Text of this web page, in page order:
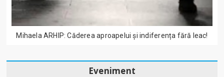
Mihaela ARHIP: Căderea aproapelui și indiferența fără leac!
Eveniment